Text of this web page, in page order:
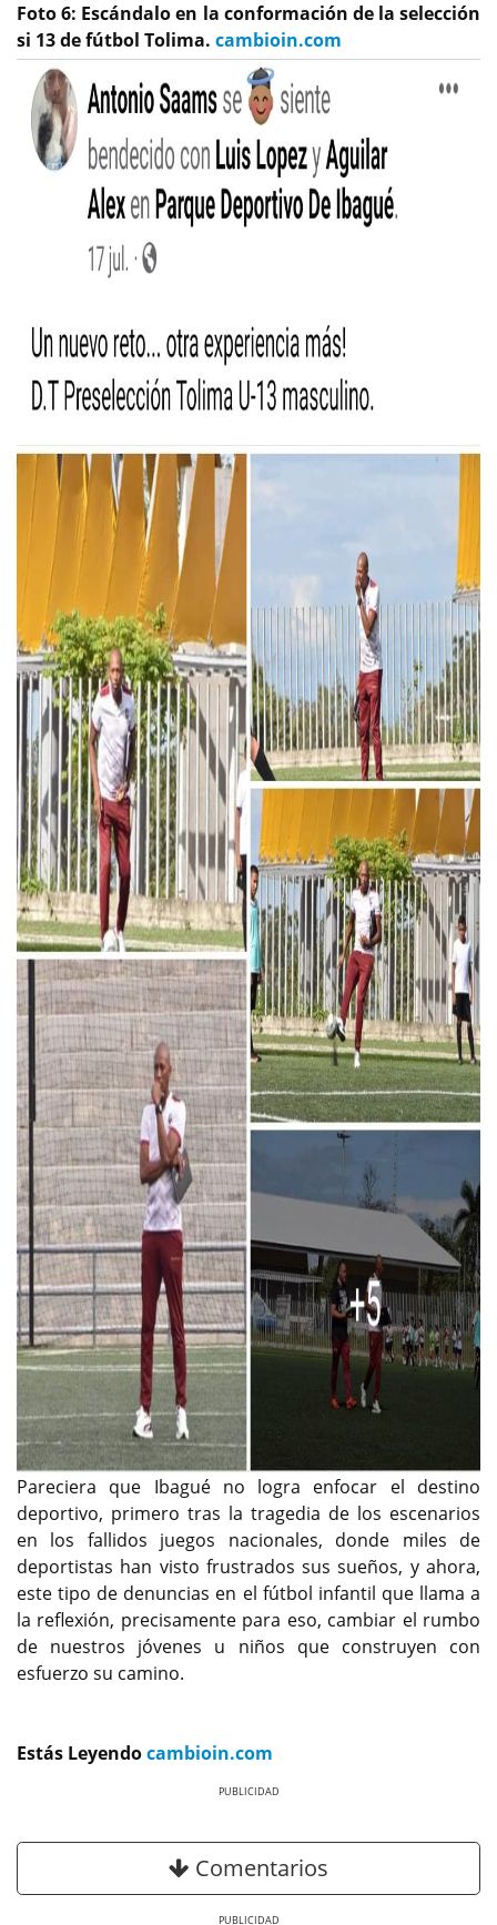
Foto 6: Escándalo en la conformación de la selección
si 13 de fútbol Tolima. cambioin.com
Pareciera que Ibagué no logra enfocar el destino
deportivo, primero tras la tragedia de los escenarios
en los fallidos juegos nacionales, donde miles de
deportistas han visto frustrados sus sueños, y ahora,
este tipo de denuncias en el fútbol infantil que llama a
la reflexión, precisamente para eso, cambiar el rumbo
de nuestros jóvenes u niños que construyen con
esfuerzo su camino.
Estás Leyendocambioin.com
Comentarios